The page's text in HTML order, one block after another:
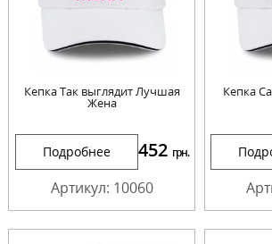
Кепка Так выглядит Лучшая
Жена
Подробнее 452 грн.
Артикул: 10060
Кепка